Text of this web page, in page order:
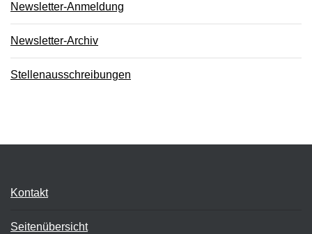
Newsletter-Anmeldung
Newsletter-Archiv
Stellenausschreibungen
Kontakt
Seitenübersicht